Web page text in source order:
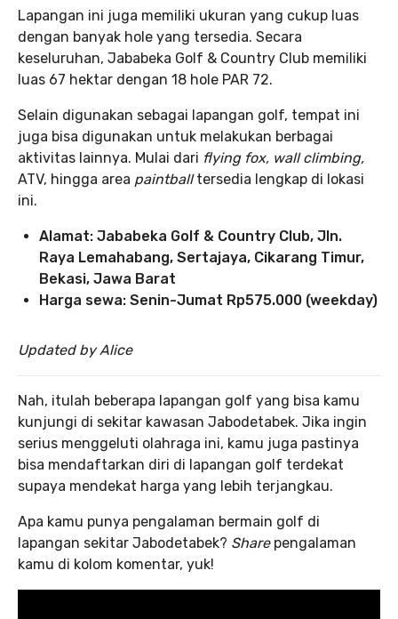
Lapangan ini juga memiliki ukuran yang cukup luas
dengan banyak hole yang tersedia. Secara
keseluruhan, Jababeka Golf & Country Club memiliki
luas 67 hektar dengan 18 hole PAR 72.
Selain digunakan sebagai lapangan golf, tempat ini
juga bisa digunakan untuk melakukan berbagai
aktivitas lainnya. Mulai dari flying fox, wall climbing,
ATV, hingga area paintballtersedia lengkap di lokasi
ini.
Alamat: Jababeka Golf & Country Club, Jln.
Raya Lemahabang, Sertajaya, Cikarang Timur,
Bekasi, Jawa Barat
Harga sewa: Senin-Jumat Rp575.000 (weekday)
Updated by Alice
Nah, itulah beberapa lapangan golf yang bisa kamu
kunjungi di sekitar kawasan Jabodetabek. Jika ingin
serius menggeluti olahraga ini, kamu juga pastinya
bisa mendaftarkan diri di lapangan golf terdekat
supaya mendekat harga yang lebih terjangkau.
Apa kamu punya pengalaman bermain golf di
lapangan sekitar Jabodetabek? Sharepengalaman
kamu di kolom komentar, yuk!